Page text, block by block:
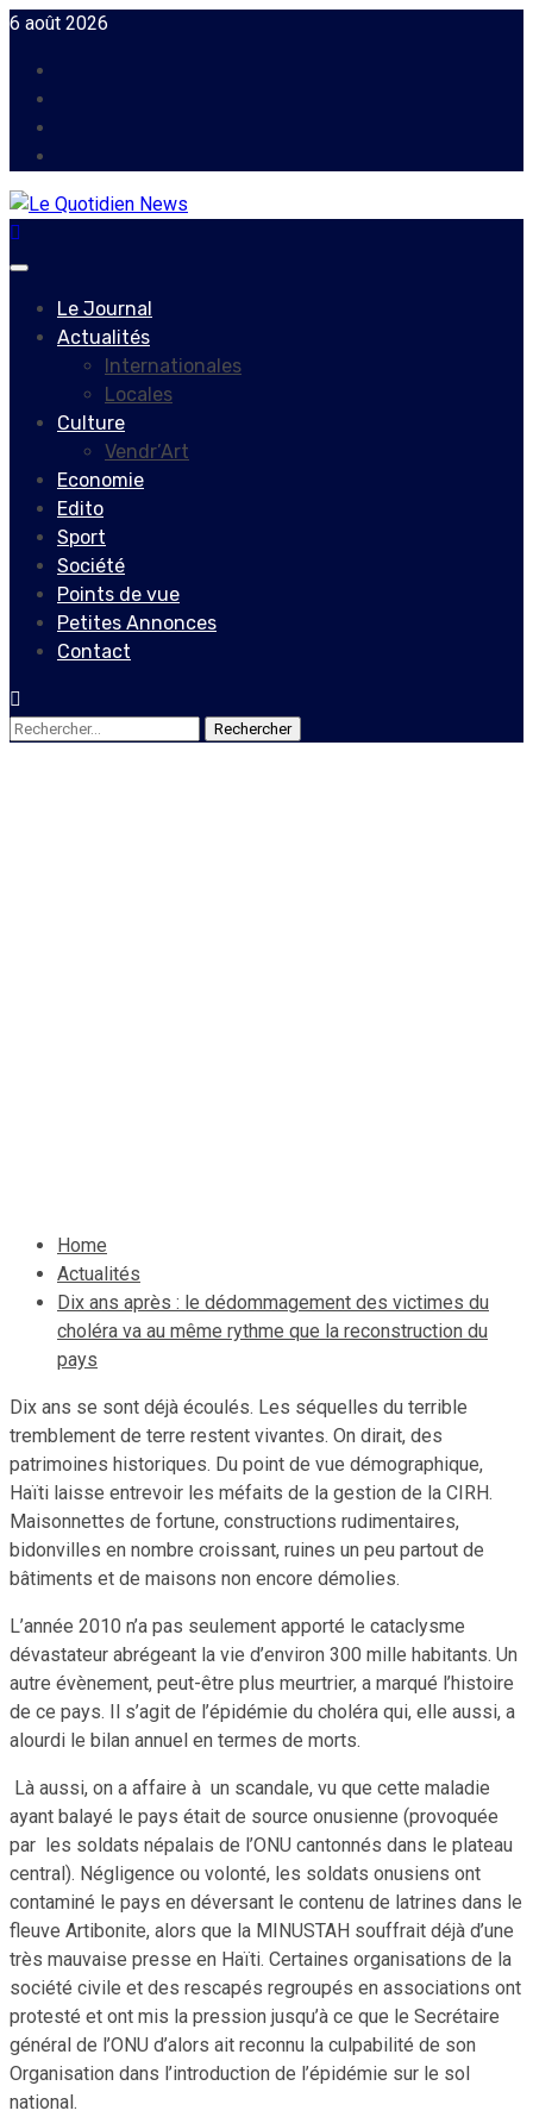
Skip
content
6 août 2026
Primary
Le Journal
Actualités
Internationales
Locales
Culture
Vendr’Art
Economie
Edito
Sport
Société
Points de vue
Petites Annonces
Contact
Rechercher :
Home
Actualités
Dix ans après : le dédommagement des victimes du
choléra va au même rythme que la reconstruction du
pays
Dix ans se sont déjà écoulés. Les séquelles du terrible
tremblement de terre restent vivantes. On dirait, des
patrimoines historiques. Du point de vue démographique,
Haïti laisse entrevoir les méfaits de la gestion de la CIRH.
Maisonnettes de fortune, constructions rudimentaires,
bidonvilles en nombre croissant, ruines un peu partout de
bâtiments et de maisons non encore démolies.
L’année 2010 n’a pas seulement apporté le cataclysme
dévastateur abrégeant la vie d’environ 300 mille habitants. Un
autre évènement, peut-être plus meurtrier, a marqué l’histoire
de ce pays. Il s’agit de l’épidémie du choléra qui, elle aussi, a
alourdi le bilan annuel en termes de morts.
Là aussi, on a affaire à un scandale, vu que cette maladie
ayant balayé le pays était de source onusienne (provoquée
par les soldats népalais de l’ONU cantonnés dans le plateau
central). Négligence ou volonté, les soldats onusiens ont
contaminé le pays en déversant le contenu de latrines dans le
fleuve Artibonite, alors que la MINUSTAH souffrait déjà d’une
très mauvaise presse en Haïti. Certaines organisations de la
société civile et des rescapés regroupés en associations ont
protesté et ont mis la pression jusqu’à ce que le Secrétaire
général de l’ONU d’alors ait reconnu la culpabilité de son
Organisation dans l’introduction de l’épidémie sur le sol
national.